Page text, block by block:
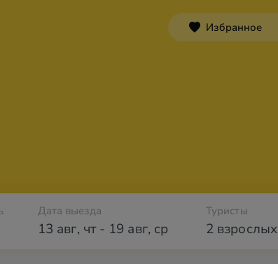
Избранное
Дата выезда
13 авг, чт- 19 авг, ср 2 взрослых
Туристы